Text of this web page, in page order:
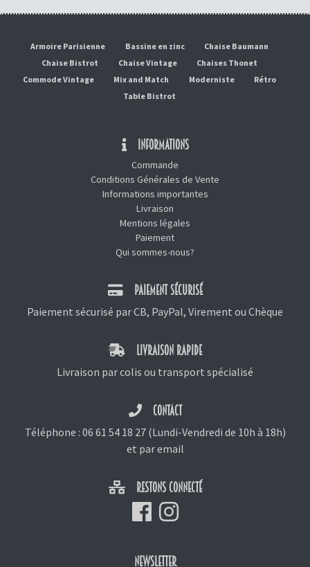
Armoire Parisienne Bassine en zinc
Chaise Baumann
Chaise Bistrot
Chaise Vintage
Chaises Thonet
Commode Vintage
Mix and Match Moderniste
Rétro
Table Bistrot
INFORMATIONS
Commande
Conditions Générales de Vente
Informations importantes
Livraison
Mentions légales
Paiement
Qui sommes-nous?
PAIEMENT SÉCURISÉ
Paiement sécurisé par CB, PayPal, Virement ou Chèque
LIVRAISON RAPIDE
Livraison par colis ou transport spécialisé
CONTACT
Téléphone : 06 61 54 18 27(Lundi-Vendredi de 10h à 18h)
et par email
RESTONS CONNECTÉ
NEWSLETTER